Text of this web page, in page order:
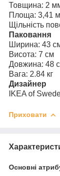
Товщина: 2
Площа: 3,41
Щільність
Паковання
Ширина: 43
Висота: 7 см
Довжина: 48
Вага: 2.84 кг
Дизайнер
IKEA of
Приховати
Основні